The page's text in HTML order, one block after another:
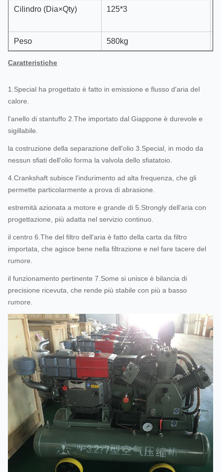
Cilindro (Dia×Qty) 125*3
Peso 580kg
Caratteristiche
1.Special ha progettato è fatto in emissione e flusso d'aria del
calore.
l'anello di stantuffo 2.The importato dal Giappone è durevole e
sigillabile.
la costruzione della separazione dell'olio 3.Special, in modo da
nessun sfiati dell'olio forma la valvola dello sfiatatoio.
4.Crankshaft subisce l'indurimento ad alta frequenza, che gli
permette particolarmente a prova di abrasione.
estremità azionata a motore e grande di 5.Strongly dell'aria con
progettazione, più adatta nel servizio continuo.
il centro 6.The del filtro dell'aria è fatto della carta da filtro
importata, che agisce bene nella filtrazione e nel fare tacere del
rumore.
il funzionamento pertinente 7.Some si unisce è bilancia di
precisione ricevuta, che rende più stabile con più a basso
rumore